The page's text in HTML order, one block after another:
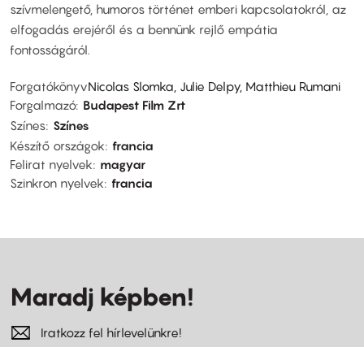
szívmelengető, humoros történet emberi kapcsolatokról, az
elfogadás erejéről és a bennünk rejlő empátia
fontosságáról.
ForgatókönyvNicolas Slomka, Julie Delpy, Matthieu Rumani
Forgalmazó Budapest Film Zrt
Színes Színes
Készítő országok francia
Felirat nyelvek
magyar
Szinkron nyelvek francia
Maradj képben!
Iratkozz fel hírlevelünkre!